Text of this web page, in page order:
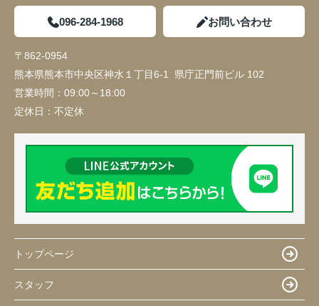
096-284-1968 お問い合わせ
〒862-0954
熊本県熊本市中央区神水１丁目6-1 県庁正門前ビル 102
営業時間： 09:00～18:00
定休日： 不定休
トップページ
スタッフ